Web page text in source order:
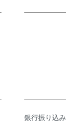
銀行振り込み